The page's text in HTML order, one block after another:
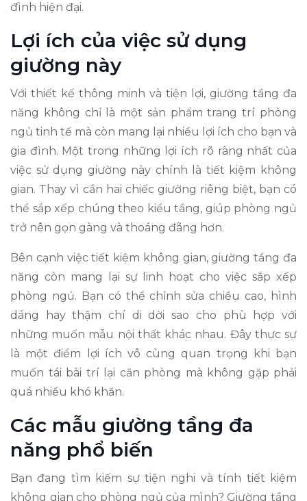
đình hiện đại.
Lợi ích của việc sử dụng
giường này
Với thiết kế thông minh và tiện lợi, giường tầng đa
năng không chỉ là một sản phẩm trang trí phòng
ngủ tinh tế mà còn mang lại nhiều lợi ích cho bạn và
gia đình. Một trong những lợi ích rõ ràng nhất của
việc sử dụng giường này chính là tiết kiệm không
gian. Thay vì cần hai chiếc giường riêng biệt, bạn có
thể sắp xếp chúng theo kiểu tầng, giúp phòng ngủ
trở nên gọn gàng và thoáng đãng hơn.
Bên cạnh việc tiết kiệm không gian, giường tầng đa
năng còn mang lại sự linh hoạt cho việc sắp xếp
phòng ngủ. Bạn có thể chỉnh sửa chiều cao, hình
dáng hay thậm chí di dời sao cho phù hợp với
những muốn mẫu nội thất khác nhau. Đây thực sự
là một điểm lợi ích vô cùng quan trọng khi bạn
muốn tái bài trí lại căn phòng mà không gặp phải
quá nhiều khó khăn.
Các mẫu giường tầng đa
năng phổ biến
Bạn đang tìm kiếm sự tiện nghi và tính tiết kiệm
không gian cho phòng ngủ của mình? Giường tầng